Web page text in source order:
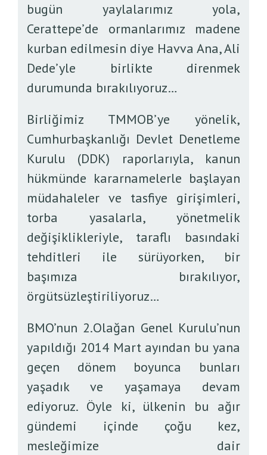
bugün yaylalarımız yola,
Cerattepe’de ormanlarımız madene
kurban edilmesin diye Havva Ana, Ali
Dede’yle birlikte direnmek
durumunda bırakılıyoruz…
Birliğimiz TMMOB’ye yönelik,
Cumhurbaşkanlığı Devlet Denetleme
Kurulu (DDK) raporlarıyla, kanun
hükmünde kararnamelerle başlayan
müdahaleler ve tasfiye girişimleri,
torba yasalarla, yönetmelik
değişiklikleriyle, taraflı basındaki
tehditleri ile sürüyorken, bir
başımıza bırakılıyor,
örgütsüzleştiriliyoruz…
BMO’nun 2.Olağan Genel Kurulu’nun
yapıldığı 2014 Mart ayından bu yana
geçen dönem boyunca bunları
yaşadık ve yaşamaya devam
ediyoruz. Öyle ki, ülkenin bu ağır
gündemi içinde çoğu kez,
mesleğimize dair